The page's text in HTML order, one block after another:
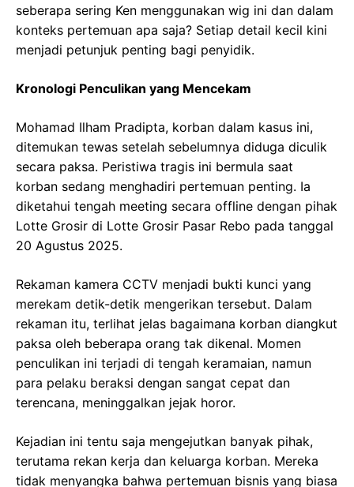
seberapa sering Ken menggunakan wig ini dan dalam
konteks pertemuan apa saja? Setiap detail kecil kini
menjadi petunjuk penting bagi penyidik.
Kronologi Penculikan yang Mencekam
Mohamad Ilham Pradipta, korban dalam kasus ini,
ditemukan tewas setelah sebelumnya diduga diculik
secara paksa. Peristiwa tragis ini bermula saat
korban sedang menghadiri pertemuan penting. Ia
diketahui tengah meeting secara offline dengan pihak
Lotte Grosir di Lotte Grosir Pasar Rebo pada tanggal
20 Agustus 2025.
Rekaman kamera CCTV menjadi bukti kunci yang
merekam detik-detik mengerikan tersebut. Dalam
rekaman itu, terlihat jelas bagaimana korban diangkut
paksa oleh beberapa orang tak dikenal. Momen
penculikan ini terjadi di tengah keramaian, namun
para pelaku beraksi dengan sangat cepat dan
terencana, meninggalkan jejak horor.
Kejadian ini tentu saja mengejutkan banyak pihak,
terutama rekan kerja dan keluarga korban. Mereka
tidak menyangka bahwa pertemuan bisnis yang biasa